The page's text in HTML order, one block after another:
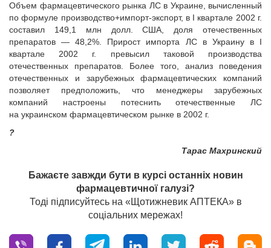
Объем фармацевтического рынка ЛС в Украине, вычисленный
по формуле производство+импорт-экспорт, в I квартале 2002 г.
составил 149,1 млн долл. США, доля отечественных
препаратов — 48,2%. Прирост импорта ЛС в Украину в I
квартале 2002 г. превысил таковой производства
отечественных препаратов. Более того, анализ поведения
отечественных и зарубежных фармацевтических компаний
позволяет предположить, что менеджеры зарубежных
компаний настроены потеснить отечественные ЛС
на украинском фармацевтическом рынке в 2002 г.
?
Тарас Махринский
Бажаєте завжди бути в курсі останніх новин
фармацевтичної галузі?
Тоді підписуйтесь на «Щотижневик АПТЕКА» в
соціальних мережах!